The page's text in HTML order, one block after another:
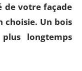
de votre façade
Un bois
longtemps